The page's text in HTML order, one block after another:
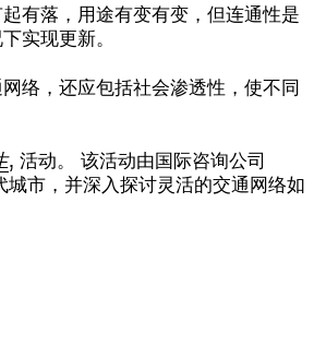
有落，用途有变有变，但连通性是
实现更新。
络，还应包括社会渗透性，使不同
, 活动。
该活动由国际咨询公司
市，并深入探讨灵活的交通网络如